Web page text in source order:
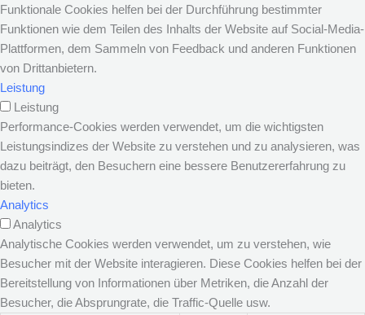
Funktionale Cookies helfen bei der Durchführung bestimmter
Funktionen wie dem Teilen des Inhalts der Website auf Social-Media-
Plattformen, dem Sammeln von Feedback und anderen Funktionen
von Drittanbietern.
Leistung
Leistung
Performance-Cookies werden verwendet, um die wichtigsten
Leistungsindizes der Website zu verstehen und zu analysieren, was
dazu beiträgt, den Besuchern eine bessere Benutzererfahrung zu
bieten.
Analytics
Analytics
Analytische Cookies werden verwendet, um zu verstehen, wie
Besucher mit der Website interagieren. Diese Cookies helfen bei der
Bereitstellung von Informationen über Metriken, die Anzahl der
Besucher, die Absprungrate, die Traffic-Quelle usw.